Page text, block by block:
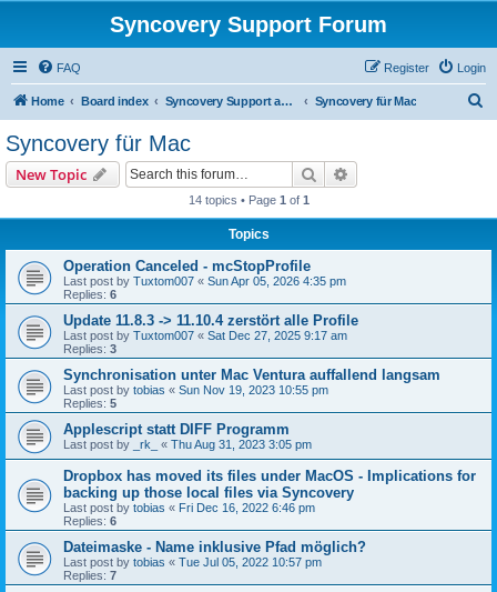
Syncovery Support Forum
FAQ Login
Register
Home Board index Syncovery Support auf Deutsch (German) Syncovery für Mac
Syncovery für Mac
New Topic Search
14 topics • Page 1 of 1
Topics
Operation Canceled - mcStopProfile
Last post by Tuxtom007 « Sun Apr 05, 2026 4:35 pm
Replies: 6
Update 11.8.3 -> 11.10.4 zerstört alle Profile
Last post by Tuxtom007 « Sat Dec 27, 2025 9:17 am
Replies: 3
Synchronisation unter Mac Ventura auffallend langsam
Last post by tobias « Sun Nov 19, 2023 10:55 pm
Replies: 5
Applescript statt DIFF Programm
Last post by _rk_ « Thu Aug 31, 2023 3:05 pm
Dropbox has moved its files under MacOS - Implications for
backing up those local files via Syncovery
Last post by tobias « Fri Dec 16, 2022 6:46 pm
Replies: 6
Dateimaske - Name inklusive Pfad möglich?
Last post by tobias « Tue Jul 05, 2022 10:57 pm
Replies: 7